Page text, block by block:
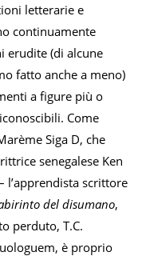
letterarie e
continuamente
erudite (di alcune
fatto anche a meno)
a figure più o
Come
Siga D, che
senegalese Ken
l’apprendista scrittore
del disumano,
perduto, T.C.
è proprio